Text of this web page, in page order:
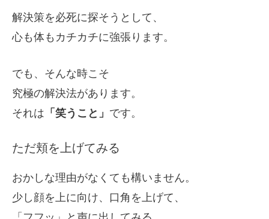
解決策を必死に探そうとして、
心も体もカチカチに強張ります。
でも、そんな時こそ
究極の解決法があります。
それは 「笑うこと」 です。
ただ頬を上げてみる
おかしな理由がなくても構いません。
少し顔を上に向け、口角を上げて、